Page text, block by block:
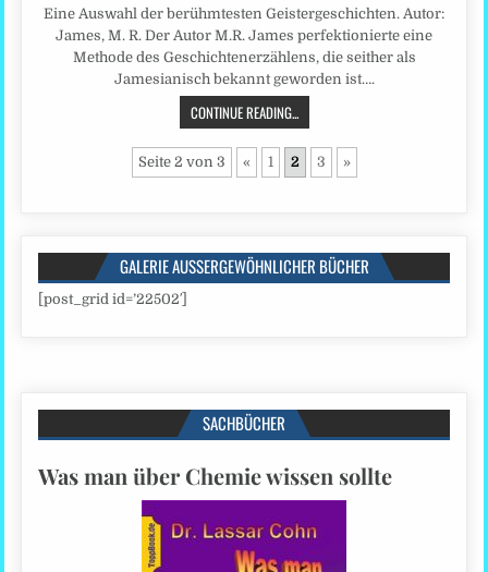
Eine Auswahl der berühmtesten Geistergeschichten. Autor:
James, M. R. Der Autor M.R. James perfektionierte eine
Methode des Geschichtenerzählens, die seither als
Jamesianisch bekannt geworden ist….
CONTINUE READING...
Seite 2 von 3 « 1 2 3 »
GALERIE AUSSERGEWÖHNLICHER BÜCHER
[post_grid id=’22502′]
SACHBÜCHER
Was man über Chemie wissen sollte